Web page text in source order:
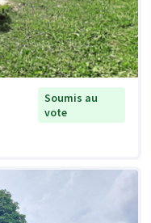
Soumis au
vote